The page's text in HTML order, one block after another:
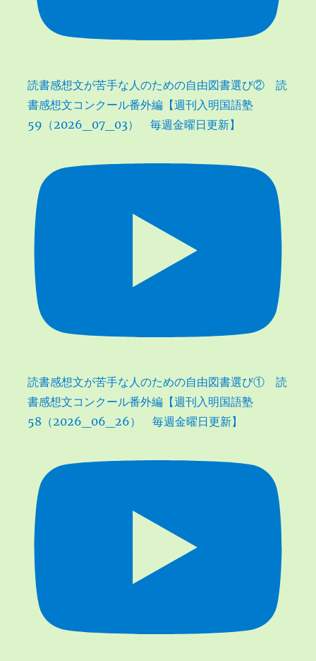
読書感想文が苦手な人のための自由図書選び② 読
書感想文コンクール番外編【週刊入明国語塾
59（2026_07_03） 毎週金曜日更新】
読書感想文が苦手な人のための自由図書選び① 読
書感想文コンクール番外編【週刊入明国語塾
58（2026_06_26） 毎週金曜日更新】